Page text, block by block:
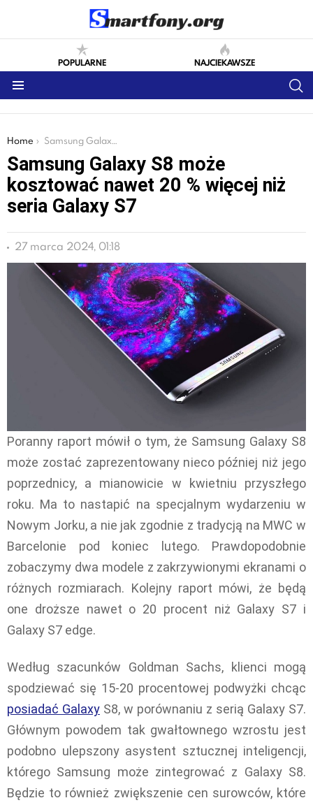
POPULARNE NAJCIEKAWSZE
You are here:
Home Samsung Galaxy S8 może kosztować nawet 20 % więcej niż seria Galaxy S7
Samsung Galaxy S8 może
kosztować nawet 20 % więcej niż
seria Galaxy S7
27 marca 2024, 01:18
Poranny raport mówił o tym, że Samsung Galaxy S8
może zostać zaprezentowany nieco później niż jego
poprzednicy, a mianowicie w kwietniu przyszłego
roku. Ma to nastapić na specjalnym wydarzeniu w
Nowym Jorku, a nie jak zgodnie z tradycją na MWC w
Barcelonie pod koniec lutego. Prawdopodobnie
zobaczymy dwa modele z zakrzywionymi ekranami o
różnych rozmiarach. Kolejny raport mówi, że będą
one droższe nawet o 20 procent niż Galaxy S7 i
Galaxy S7 edge.
Według szacunków Goldman Sachs, klienci mogą
spodziewać się 15-20 procentowej podwyżki chcąc
posiadać Galaxy S8, w porównaniu z serią Galaxy S7.
Głównym powodem tak gwałtownego wzrostu jest
podobno ulepszony asystent sztucznej inteligencji,
którego Samsung może zintegrować z Galaxy S8.
Będzie to również zwiększenie cen surowców, które